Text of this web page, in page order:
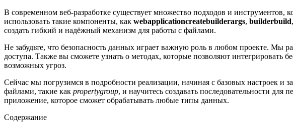
В современном веб-разработке существует множество подходов и
использовать такие компоненты, как webapplicationcreatebuilderargs, builderbuild
создать гибкий и надёжный механизм для работы с файлами.
Не забудьте, что безопасность данных играет важную роль в любом проекте. Мы
доступа. Также вы сможете узнать о методах, которые позволяют
возможных угроз.
Сейчас мы погрузимся в подробности реализации, начиная с базовых настроек и
файлами, такие как propertygroup, и научитесь создавать последовательности
приложение, которое сможет обрабатывать любые типы данных.
Содержание